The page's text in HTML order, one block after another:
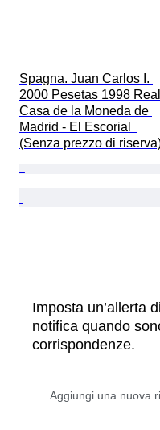
Spagna. Juan Carlos I.
2000 Pesetas 1998 Real
Casa de la Moneda de
Madrid - El Escorial
(Senza prezzo di
Imposta un’allerta
notifica quando
corrispondenze.